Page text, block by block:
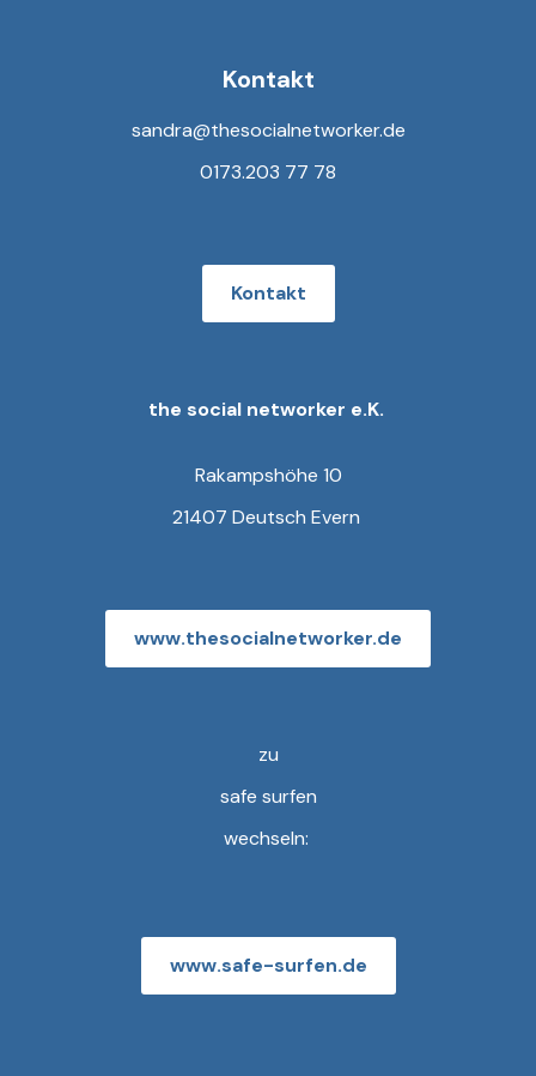
Kontakt
sandra@thesocialnetworker.de
0173.203 77 78
Kontakt
the social networker e.K.
Rakampshöhe 10
21407 Deutsch Evern
www.thesocialnetworker.de
zu
safe surfen
wechseln:
www.safe-surfen.de